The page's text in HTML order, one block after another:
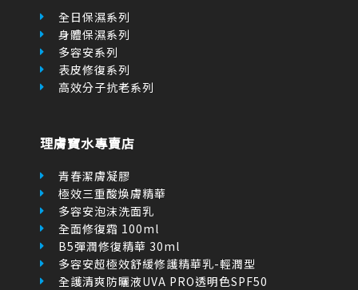
全日保濕系列
身體保濕系列
多容安系列
表皮修復系列
高效分子抗老系列
理膚寶水專賣店
青春潔膚凝膠
極效三重酸煥膚精華
多容安泡沫洗面乳
全面修復霜 100ml
B5彈潤修復精華 30ml
多容安超極效舒緩修護精華乳-輕潤型
全護清爽防曬液UVA PRO透明色SPF50